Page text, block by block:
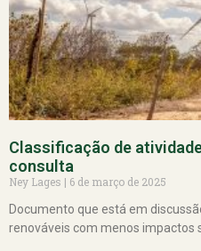
Classificação de
consulta
Ney Lages
6 de março de 2025
Documento que está em
renováveis com menos impactos